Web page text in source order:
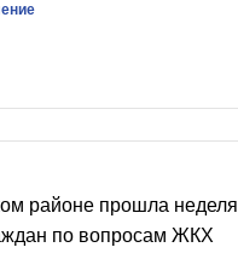
районе прошла неделя
по вопросам ЖКХ